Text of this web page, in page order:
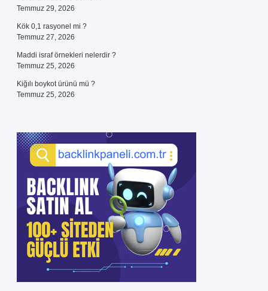
Temmuz 29, 2026
Kök 0,1 rasyonel mi ?
Temmuz 27, 2026
Maddi israf örnekleri nelerdir ?
Temmuz 25, 2026
Kiğılı boykot ürünü mü ?
Temmuz 25, 2026